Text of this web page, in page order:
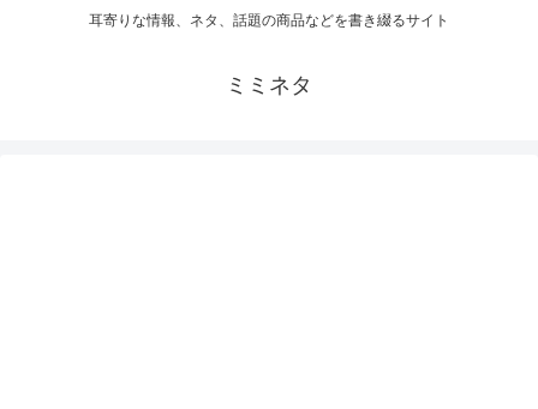
耳寄りな情報、ネタ、話題の商品などを書き綴るサイト
ミミネタ